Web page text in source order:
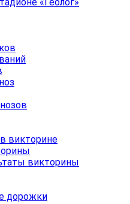
«Геолог»
викторине
викторины
дорожки